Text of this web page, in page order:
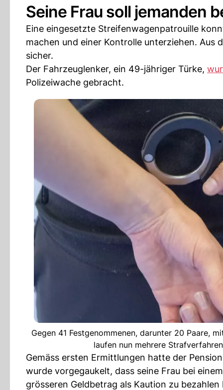
Seine Frau soll jemanden
Eine eingesetzte Streifenwagenpatrouille
machen und einer Kontrolle unterziehen. Aus
sicher.
Der Fahrzeuglenker, ein 49-jähriger Türke,
Polizeiwache gebracht.
Gegen 41 Festgenommenen, darunter 20 Paare,
laufen nun mehrere
Gemäss ersten Ermittlungen hatte der
wurde vorgegaukelt, dass seine Frau bei
grösseren Geldbetrag als Kaution zu bezahlen